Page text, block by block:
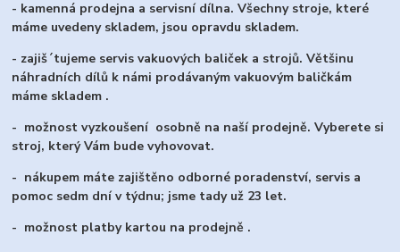
- kamenná prodejna a servisní dílna. Všechny stroje, které
máme uvedeny skladem, jsou opravdu skladem.
- zajiš´tujeme servis vakuových baliček a strojů. Většinu
náhradních dílů k námi prodávaným vakuovým baličkám
máme skladem .
- možnost vyzkoušení osobně na naší prodejně. Vyberete si
stroj, který Vám bude vyhovovat.
- nákupem máte zajištěno odborné poradenství, servis a
pomoc sedm dní v týdnu; jsme tady už 23 let.
- možnost platby kartou na prodejně .